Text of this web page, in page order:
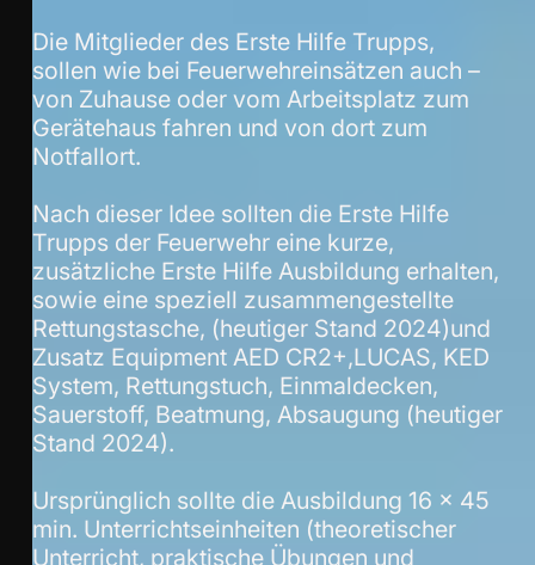
Die Mitglieder des Erste Hilfe Trupps,
sollen wie bei Feuerwehreinsätzen auch –
von Zuhause oder vom Arbeitsplatz zum
Gerätehaus fahren und von dort zum
Notfallort.
Nach dieser Idee sollten die Erste Hilfe
Trupps der Feuerwehr eine kurze,
zusätzliche Erste Hilfe Ausbildung erhalten,
sowie eine speziell zusammengestellte
Rettungstasche, (heutiger Stand 2024)und
Zusatz Equipment AED CR2+,LUCAS, KED
System, Rettungstuch, Einmaldecken,
Sauerstoff, Beatmung, Absaugung (heutiger
Stand 2024).
Ursprünglich sollte die Ausbildung 16 x 45
min. Unterrichtseinheiten (theoretischer
Unterricht, praktische Übungen und